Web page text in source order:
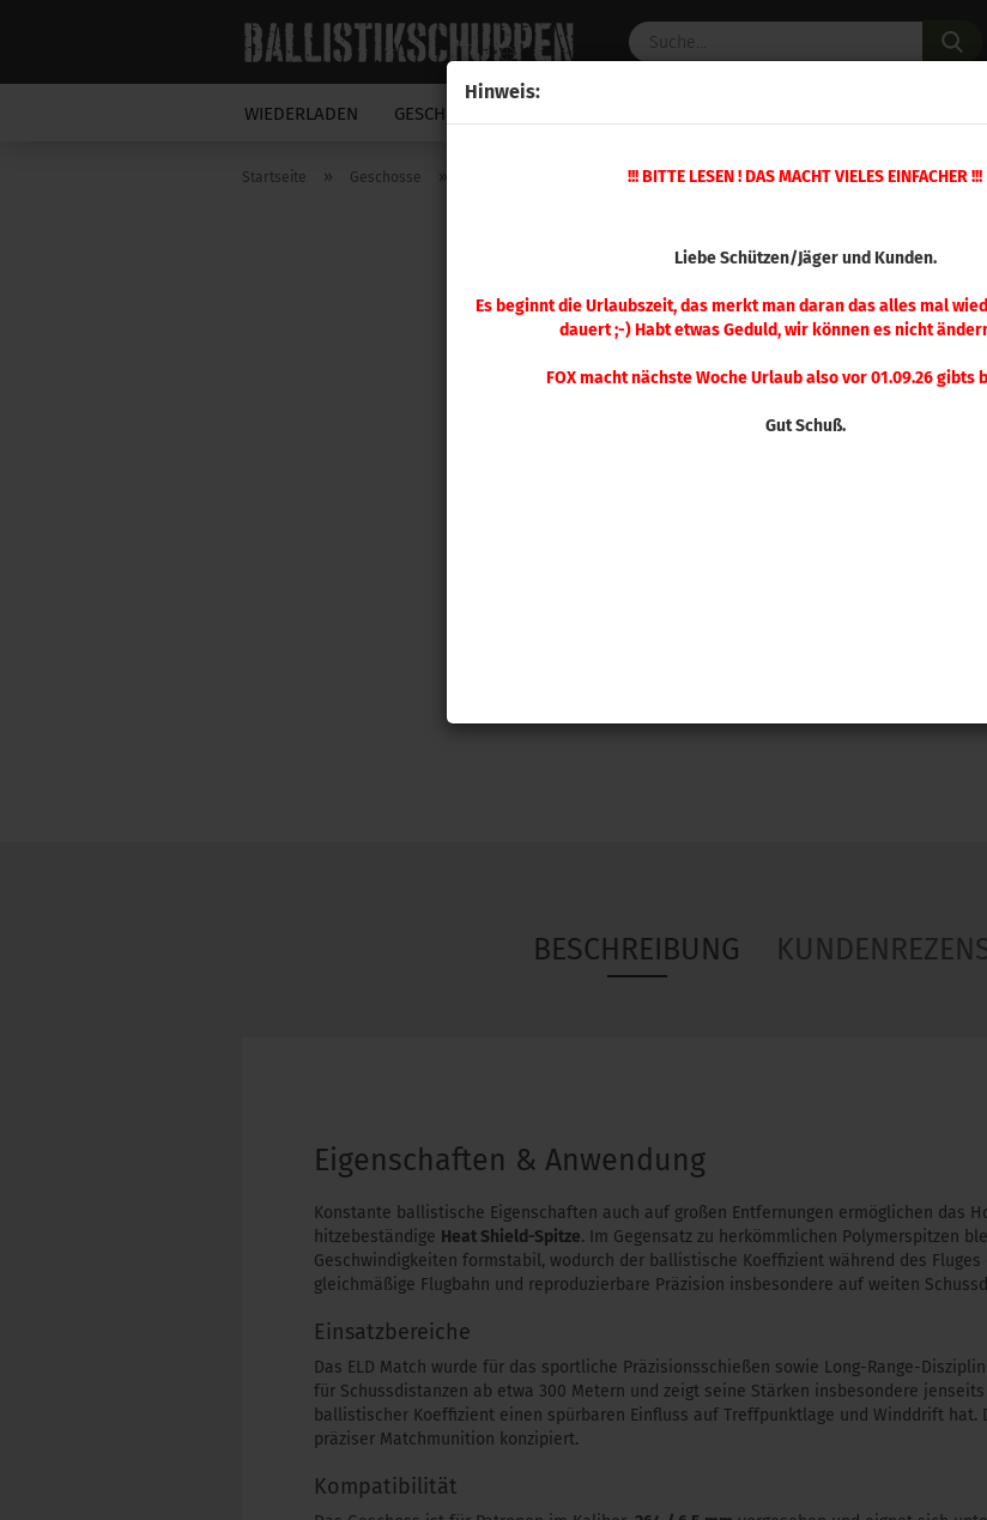
Hinweis:
!!! BITTE LESEN ! DAS MACHT VIELES EINFACHER !!!
Liebe Schützen/Jäger und Kunden.
Es beginnt die Urlaubszeit, das merkt man daran das alles mal
dauert ;-) Habt etwas Geduld, wir können es nicht
FOX macht nächste Woche Urlaub also vor 01.09.26 gibts
Gut Schuß.
WIEDERLADEN GESCHOSSE
Startseite » Geschosse » Hornady .264 ELD Match 120 gr 100 Stück
BESCHREIBUNG
Eigenschaften & Anwendung
Konstante ballistische Eigenschaften auch auf großen Entfernungen ermöglichen das
hitzebeständige Heat Shield-Spitze. Im Gegensatz zu herkömmlichen Polymerspitzen
Geschwindigkeiten formstabil, wodurch der ballistische Koeffizient während des
gleichmäßige Flugbahn und reproduzierbare Präzision insbesondere auf weiten
Einsatzbereiche
Das ELD Match wurde für das sportliche Präzisionsschießen sowie Long-Range-
für Schussdistanzen ab etwa 300 Metern und zeigt seine Stärken insbesondere
ballistischer Koeffizient einen spürbaren Einfluss auf Treffpunktlage und Winddrift hat.
präziser Matchmunition konzipiert.
Kompatibilität